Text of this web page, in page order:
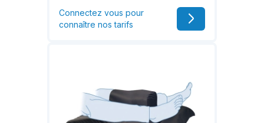
Connectez vous pour
connaître nos tarifs